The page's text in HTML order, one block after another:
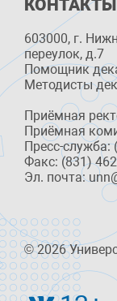
КОНТАКТЫ
603000, г.
переулок, д.7
Помощник
Методисты
Приёмная
Приёмная
Пресс-служба:
Факс: (831)
Эл. почта:
© 2026